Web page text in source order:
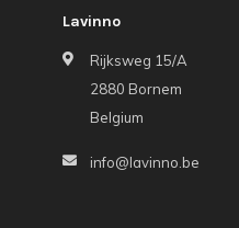
Lavinno
Rijksweg 15/A
2880 Bornem
Belgium
info@lavinno.be